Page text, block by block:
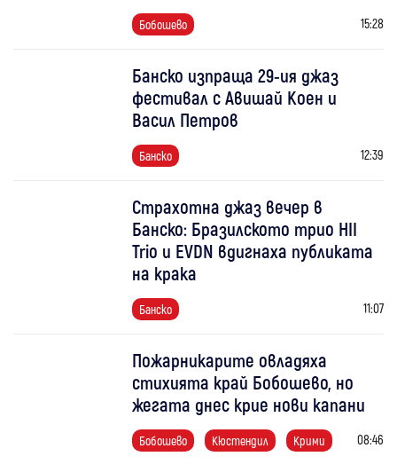
Бобошево 15:28
Банско изпраща 29-ия джаз
фестивал с Авишай Коен и
Васил Петров
Банско 12:39
Страхотна джаз вечер в
Банско: Бразилското трио HII
Trio и EVDN вдигнаха публиката
на крака
Банско 11:07
Пожарникарите овладяха
стихията край Бобошево, но
жегата днес крие нови капани
Бобошево Кюстендил Крими 08:46